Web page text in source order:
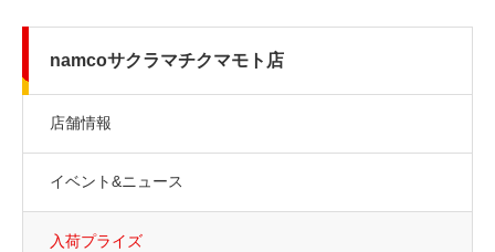
namcoサクラマチクマモト店
店舗情報
イベント&ニュース
入荷プライズ